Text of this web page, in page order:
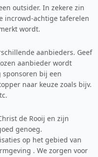
outsider. In zekere zin
incrowd-achtige taferelen
wordt.
aanbieders. Geef
aanbieder wordt
sponsoren bij een
naar keuze zoals bijv.
de Rooij en zijn
genoeg.
op het gebied van
. We zorgen voor